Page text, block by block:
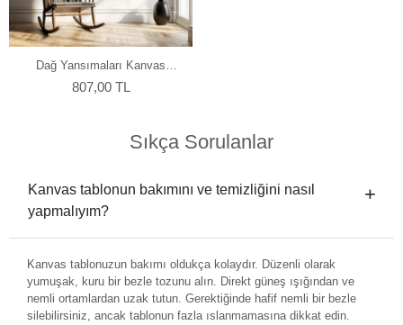
Dağ Yansımaları Kanvas
Tablo
807,00 TL
Sıkça Sorulanlar
Kanvas tablonun bakımını ve temizliğini nasıl
yapmalıyım?
Kanvas tablonuzun bakımı oldukça kolaydır. Düzenli olarak
yumuşak, kuru bir bezle tozunu alın. Direkt güneş ışığından ve
nemli ortamlardan uzak tutun. Gerektiğinde hafif nemli bir bezle
silebilirsiniz, ancak tablonun fazla ıslanmamasına dikkat edin.